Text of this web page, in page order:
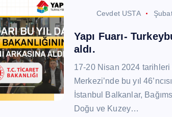
Cevdet USTA
Yapı Fuarı-
aldı.
17-20 Nisan 2024
Merkezi’nde bu yıl
İstanbul Balkanlar,
Doğu ve Kuzey…